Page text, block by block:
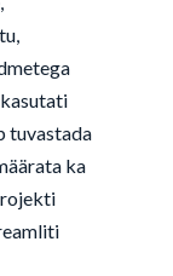
tuvastada
ka